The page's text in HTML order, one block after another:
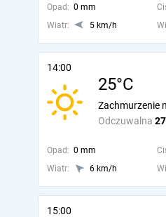
Opad: 0 mm
Wiatr:
5 km/h
14:00
25°C
Odczuwalna
Zachmurzenie
Opad: 0 mm
Wiatr:
6 km/h
15:00